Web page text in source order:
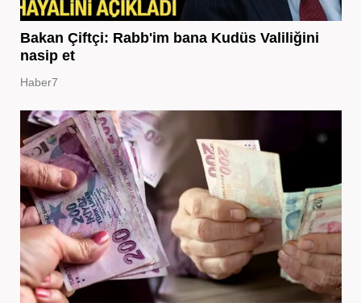
Bakan Çiftçi: Rabb'im bana Kudüs Valiliğini
nasip et
Haber7